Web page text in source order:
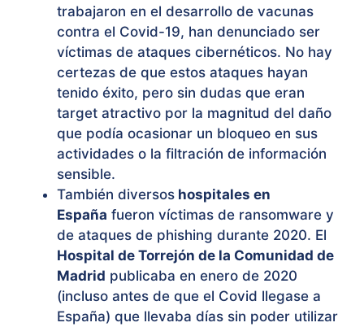
trabajaron en el desarrollo de vacunas
contra el Covid-19, han denunciado ser
víctimas de ataques cibernéticos. No hay
certezas de que estos ataques hayan
tenido éxito, pero sin dudas que eran
target atractivo por la magnitud del daño
que podía ocasionar un bloqueo en sus
actividades o la filtración de información
sensible.
También diversos hospitales en
España fueron víctimas de ransomware y
de ataques de phishing durante 2020. El
Hospital de Torrejón de la Comunidad de
Madrid publicaba en enero de 2020
(incluso antes de que el Covid llegase a
España) que llevaba días sin poder utilizar